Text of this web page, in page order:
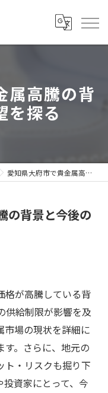
属高騰の背
を探る
愛知県大府市で貴金属高騰の背景と今後の展望を探る
の背景と今後の
格が高騰している背
供給制限が影響を及
市場の現状を詳細に
す。さらに、地元の
ト・リスクも掘り下
資家にとって、今